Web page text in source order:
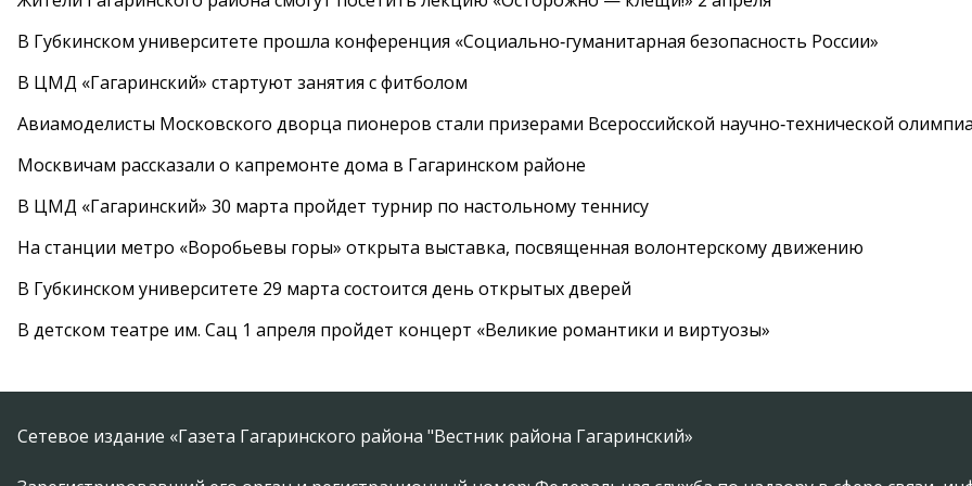
В Губкинском университете прошла конференция «Социально‑гуманитарная безопасность России»
В ЦМД «Гагаринский» стартуют занятия с фитболом
Авиамоделисты Московского дворца пионеров стали призерами Всероссийской научно‑технической
Москвичам рассказали о капремонте дома в Гагаринском районе
В ЦМД «Гагаринский» 30 марта пройдет турнир по настольному теннису
На станции метро «Воробьевы горы» открыта выставка, посвященная волонтерскому движению
В Губкинском университете 29 марта состоится день открытых дверей
В детском театре им. Сац 1 апреля пройдет концерт «Великие романтики и виртуозы»
Сетевое издание «Газета Гагаринского района "Вестник района Гагаринский»